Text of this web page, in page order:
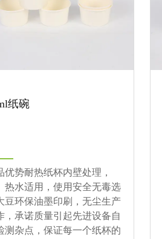
纸碗
优势耐热纸杯内壁处理，
热水适用，使用安全无毒选
豆环保油墨印刷，无尘生产
，承诺质量引起先进设备自
测杂点，保证每一个纸杯的